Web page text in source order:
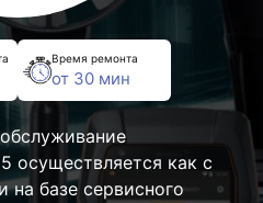
Время ремонта
от 30 мин
осуществляется как с
базе сервисного